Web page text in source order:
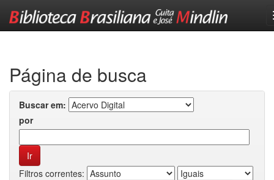
Página de busca
Buscar em:
por
Filtros correntes: